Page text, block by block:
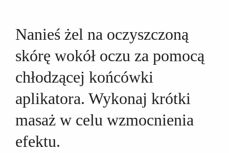
Nanieś żel na oczyszczoną
skórę wokół oczu za pomocą
chłodzącej końcówki
aplikatora. Wykonaj krótki
masaż w celu wzmocnienia
efektu.